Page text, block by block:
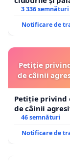
3 336 semnături
Notificare de
Petiție
de câinii
Petiție privind
de câinii
46 semnături
Notificare de